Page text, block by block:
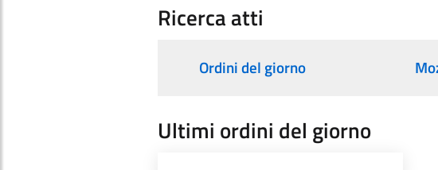
Ricerca atti
Ordini del giorno
Ultimi ordini del giorno